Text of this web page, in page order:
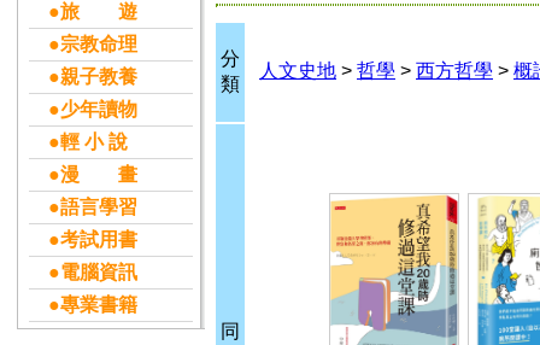
●旅 遊
●宗教命理
●親子教養
●少年讀物
●輕 小 說
●漫 畫
●語言學習
●考試用書
●電腦資訊
●專業書籍
分
類
人文史地 > 哲學 > 西方哲學 > 概
同